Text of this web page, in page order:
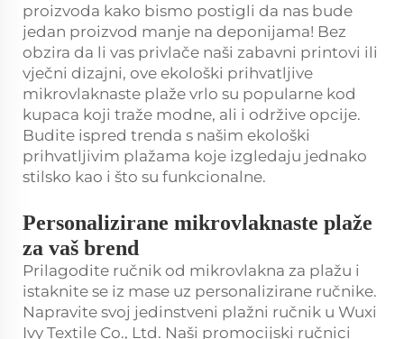
proizvoda kako bismo postigli da nas bude
jedan proizvod manje na deponijama! Bez
obzira da li vas privlače naši zabavni printovi ili
vječni dizajni, ove ekološki prihvatljive
mikrovlaknaste plaže vrlo su popularne kod
kupaca koji traže modne, ali i održive opcije.
Budite ispred trenda s našim ekološki
prihvatljivim plažama koje izgledaju jednako
stilsko kao i što su funkcionalne.
Personalizirane mikrovlaknaste plaže
za vaš brend
Prilagodite ručnik od mikrovlakna za plažu i
istaknite se iz mase uz personalizirane ručnike.
Napravite svoj jedinstveni plažni ručnik u Wuxi
Ivy Textile Co., Ltd. Naši promocijski ručnici